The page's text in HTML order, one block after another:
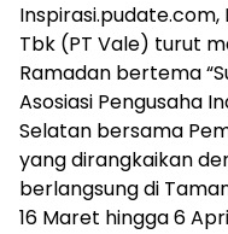
Inspirasi.pudate.com,
Tbk (PT Vale) turut
Ramadan bertema
Asosiasi Pengusaha
Selatan bersama
yang dirangkaikan
berlangsung di
16 Maret hingga 6